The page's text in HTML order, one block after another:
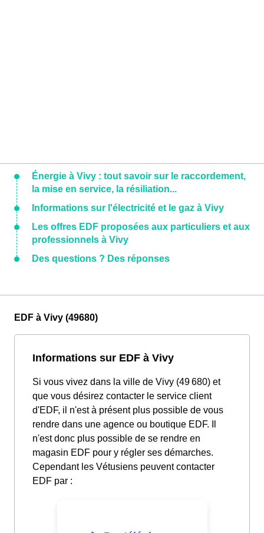
Énergie à Vivy : tout savoir sur le raccordement,
la mise en service, la résiliation...
Informations sur l'électricité et le gaz à Vivy
Les offres EDF proposées aux particuliers et aux
professionnels à Vivy
Des questions ? Des réponses
EDF à Vivy (49680)
Informations sur EDF à Vivy
Si vous vivez dans la ville de Vivy (49 680) et
que vous désirez contacter le service client
d'EDF, il n'est à présent plus possible de vous
rendre dans une agence ou boutique EDF. Il
n'est donc plus possible de se rendre en
magasin EDF pour y régler ses démarches.
Cependant les Vétusiens peuvent contacter
EDF par :